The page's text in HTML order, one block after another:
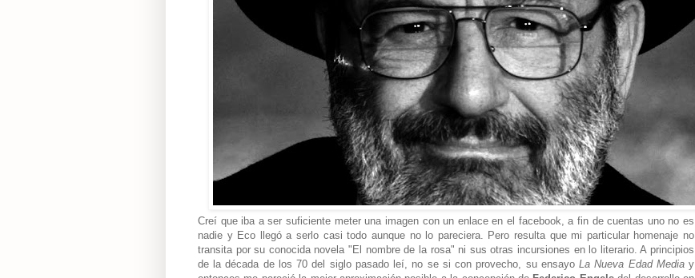
Creí que iba a ser suficiente meter una imagen con un enlace en el facebook, a fin de cuentas uno no es
nadie y Eco llegó a serlo casi todo aunque no lo pareciera. Pero resulta que mi particular homenaje no
transita por su conocida novela "El nombre de la rosa" ni sus otras incursiones en lo literario. A principios
de la década de los 70 del siglo pasado leí, no se si con provecho, su ensayoLa Nueva Edad Mediay